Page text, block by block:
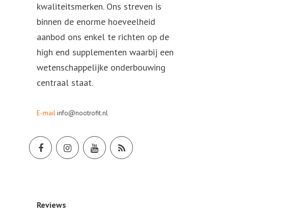
kwaliteitsmerken. Ons streven is
binnen de enorme hoeveelheid
aanbod ons enkel te richten op de
high end supplementen waarbij een
wetenschappelijke onderbouwing
centraal staat.
E-mailinfo@nootrofit.nl
Reviews